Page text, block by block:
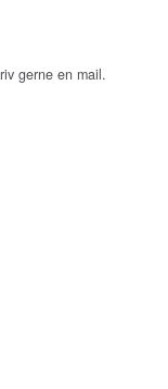
gerne en mail.